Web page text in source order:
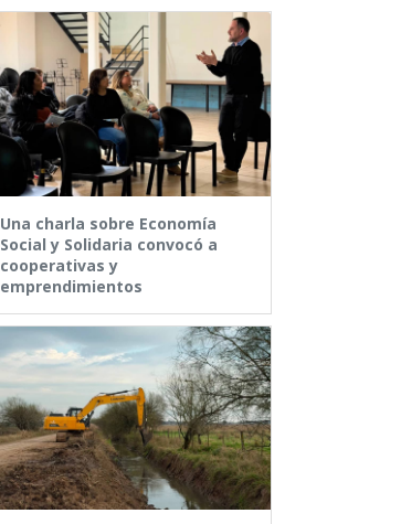
Una charla sobre Economía
Social y Solidaria convocó a
cooperativas y
emprendimientos